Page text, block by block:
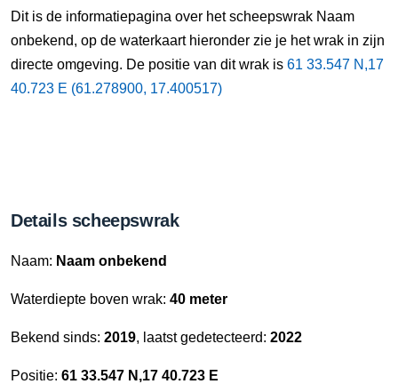
Dit is de informatiepagina over het scheepswrak Naam
onbekend, op de waterkaart hieronder zie je het wrak in zijn
directe omgeving. De positie van dit wrak is 61 33.547 N,17
40.723 E (61.278900, 17.400517)
Details scheepswrak
Naam: Naam onbekend
Waterdiepte boven wrak: 40 meter
Bekend sinds: 2019, laatst gedetecteerd: 2022
Positie: 61 33.547 N,17 40.723 E